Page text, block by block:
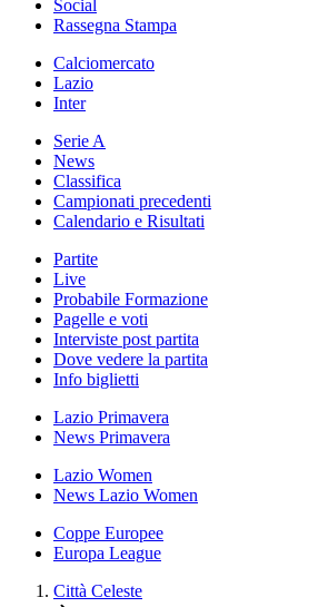
Social
Rassegna Stampa
Calciomercato
Lazio
Inter
Serie A
News
Classifica
Campionati precedenti
Calendario e Risultati
Partite
Live
Probabile Formazione
Pagelle e voti
Interviste post partita
Dove vedere la partita
Info biglietti
Lazio Primavera
News Primavera
Lazio Women
News Lazio Women
Coppe Europee
Europa League
Città Celeste